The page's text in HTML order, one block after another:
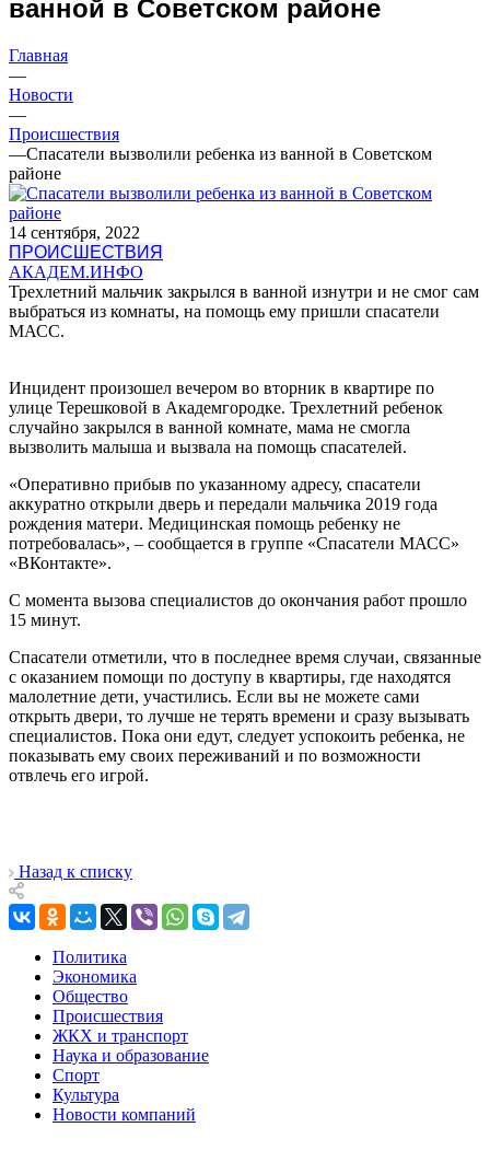
ванной в Советском районе
Главная
—
Новости
—
Происшествия
—Спасатели вызволили ребенка из ванной в Советском
районе
14 сентября, 2022
ПРОИСШЕСТВИЯ
АКАДЕМ.ИНФО
Трехлетний мальчик закрылся в ванной изнутри и не смог сам
выбраться из комнаты, на помощь ему пришли спасатели
МАСС.
Инцидент произошел вечером во вторник в квартире по
улице Терешковой в Академгородке. Трехлетний ребенок
случайно закрылся в ванной комнате, мама не смогла
вызволить малыша и вызвала на помощь спасателей.
«Оперативно прибыв по указанному адресу, спасатели
аккуратно открыли дверь и передали мальчика 2019 года
рождения матери. Медицинская помощь ребенку не
потребовалась», – сообщается в группе «Спасатели МАСС»
«ВКонтакте».
С момента вызова специалистов до окончания работ прошло
15 минут.
Спасатели отметили, что в последнее время случаи, связанные
с оказанием помощи по доступу в квартиры, где находятся
малолетние дети, участились. Если вы не можете сами
открыть двери, то лучше не терять времени и сразу вызывать
специалистов. Пока они едут, следует успокоить ребенка, не
показывать ему своих переживаний и по возможности
отвлечь его игрой.
Назад к списку
Политика
Экономика
Общество
Происшествия
ЖКХ и транспорт
Наука и образование
Спорт
Культура
Новости компаний